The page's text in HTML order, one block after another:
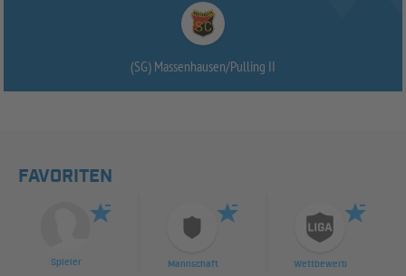
(SG) Massenhausen/Pulling II
FAVORITEN
Spieler Mannschaft Wettbewerb